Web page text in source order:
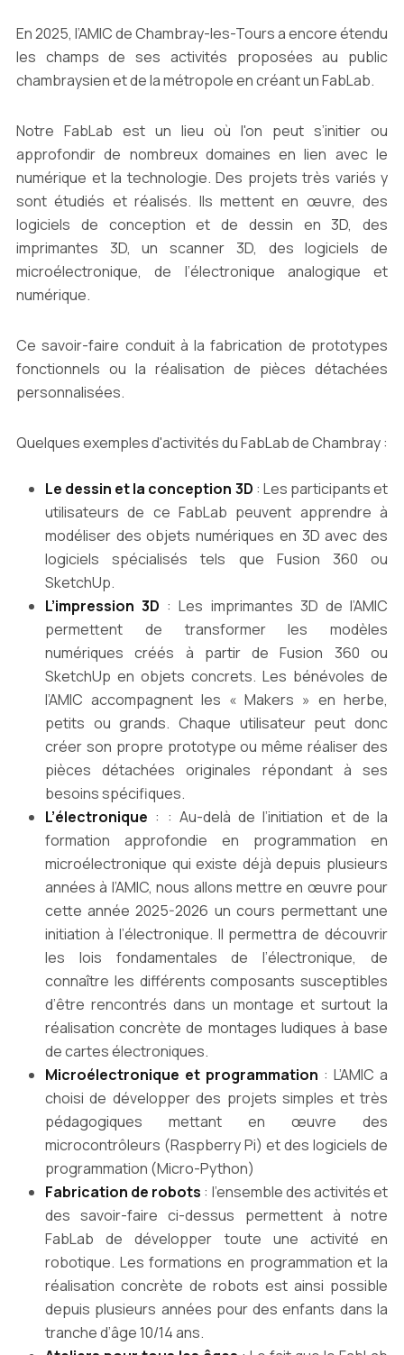
En 2025, l’AMIC de Chambray-les-Tours a encore étendu
les champs de ses activités proposées au public
chambraysien et de la métropole en créant un FabLab.
Notre FabLab est un lieu où l'on peut s’initier ou
approfondir de nombreux domaines en lien avec le
numérique et la technologie. Des projets très variés y
sont étudiés et réalisés. Ils mettent en œuvre, des
logiciels de conception et de dessin en 3D, des
imprimantes 3D, un scanner 3D, des logiciels de
microélectronique, de l’électronique analogique et
numérique.
Ce savoir-faire conduit à la fabrication de prototypes
fonctionnels ou la réalisation de pièces détachées
personnalisées.
Quelques exemples d'activités du FabLab de Chambray :
Le dessin et la conception 3D : Les participants et
utilisateurs de ce FabLab peuvent apprendre à
modéliser des objets numériques en 3D avec des
logiciels spécialisés tels que Fusion 360 ou
SketchUp.
L’impression 3D : Les imprimantes 3D de l’AMIC
permettent de transformer les modèles
numériques créés à partir de Fusion 360 ou
SketchUp en objets concrets. Les bénévoles de
l’AMIC accompagnent les « Makers » en herbe,
petits ou grands. Chaque utilisateur peut donc
créer son propre prototype ou même réaliser des
pièces détachées originales répondant à ses
besoins spécifiques.
L’électronique : : Au-delà de l’initiation et de la
formation approfondie en programmation en
microélectronique qui existe déjà depuis plusieurs
années à l’AMIC, nous allons mettre en œuvre pour
cette année 2025-2026 un cours permettant une
initiation à l’électronique. Il permettra de découvrir
les lois fondamentales de l’électronique, de
connaître les différents composants susceptibles
d’être rencontrés dans un montage et surtout la
réalisation concrète de montages ludiques à base
de cartes électroniques.
Microélectronique et programmation : L’AMIC a
choisi de développer des projets simples et très
pédagogiques mettant en œuvre des
microcontrôleurs (Raspberry Pi) et des logiciels de
programmation (Micro-Python)
Fabrication de robots : l’ensemble des activités et
des savoir-faire ci-dessus permettent à notre
FabLab de développer toute une activité en
robotique. Les formations en programmation et la
réalisation concrète de robots est ainsi possible
depuis plusieurs années pour des enfants dans la
tranche d’âge 10/14 ans.